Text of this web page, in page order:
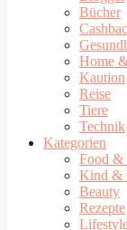
Bücher
Home
Kaution
Reise
Tiere
Technik
Kategorien
Food &
Kind &
Beauty
Rezepte